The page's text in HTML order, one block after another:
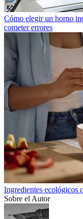
Cómo elegir un horno
cometer errores
Ingredientes ecológicos
Sobre el Autor